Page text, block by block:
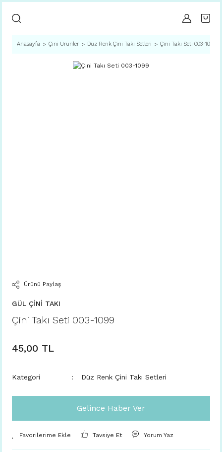
Anasayfa Çini Ürünler Düz Renk Çini Takı Setleri Çini Takı Seti 003-1099
Ürünü Paylaş
GÜL ÇİNİ TAKI
Çini Takı Seti 003-1099
45,00 TL
Kategori Düz Renk Çini Takı Setleri
Gelince Haber Ver
Tavsiye Et Yorum Yaz